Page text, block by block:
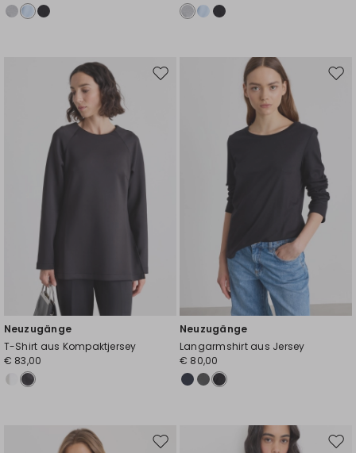
Auf
Neuzugänge
T-Shirt aus Kompaktjersey
€ 83,00
Auf
Neuzugänge
Langarmshirt aus Jersey
€ 80,00
Auf Auf